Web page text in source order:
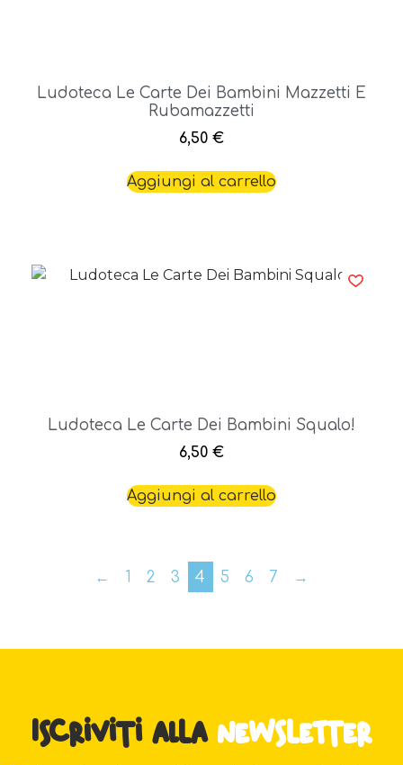
Ludoteca Le Carte Dei Bambini Mazzetti E
Rubamazzetti
6,50 €
Aggiungi al carrello
Ludoteca Le Carte Dei Bambini Squalo!
6,50 €
Aggiungi al carrello
← 1 2 3 4 5 6 7 →
Iscriviti alla newsletter